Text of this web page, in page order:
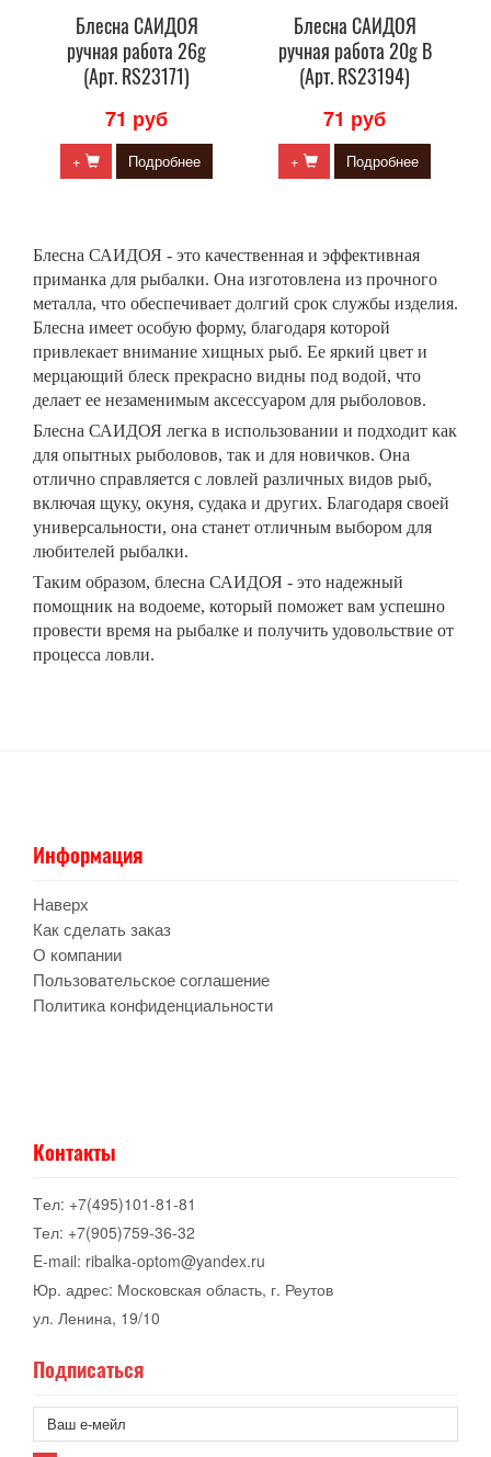
Блесна САИДОЯ
ручная работа 26g
(Арт. RS23171)
71 руб
+ Подробнее
Блесна САИДОЯ
ручная работа 20g B
(Арт. RS23194)
71 руб
+ Подробнее
Блесна САИДОЯ - это качественная и эффективная
приманка для рыбалки. Она изготовлена из прочного
металла, что обеспечивает долгий срок службы изделия.
Блесна имеет особую форму, благодаря которой
привлекает внимание хищных рыб. Ее яркий цвет и
мерцающий блеск прекрасно видны под водой, что
делает ее незаменимым аксессуаром для рыболовов.
Блесна САИДОЯ легка в использовании и подходит как
для опытных рыболовов, так и для новичков. Она
отлично справляется с ловлей различных видов рыб,
включая щуку, окуня, судака и других. Благодаря своей
универсальности, она станет отличным выбором для
любителей рыбалки.
Таким образом, блесна САИДОЯ - это надежный
помощник на водоеме, который поможет вам успешно
провести время на рыбалке и получить удовольствие от
процесса ловли.
Информация
Наверх
Как сделать заказ
О компании
Пользовательское соглашение
Политика конфиденциальности
Контакты
Tел: +7(495)101-81-81
Тел: +7(905)759-36-32
E-mail: ribalka-optom@yandex.ru
Юр. адрес: Московская область, г. Реутов
ул. Ленина, 19/10
Подписаться